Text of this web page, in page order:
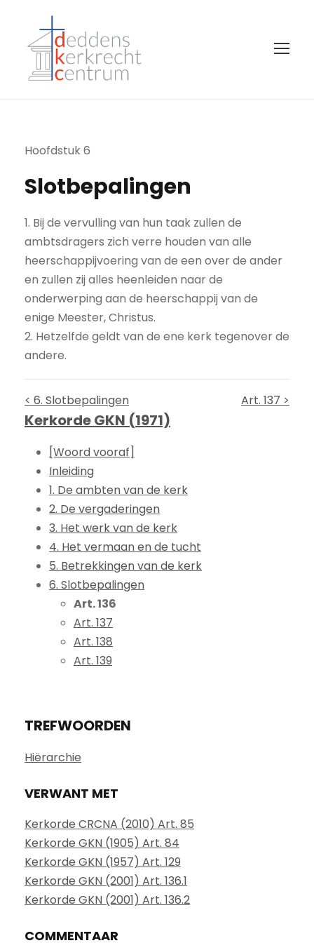
Hoofdstuk 6
Slotbepalingen
1. Bij de vervulling van hun taak zullen de
ambtsdragers zich verre houden van alle
heerschappijvoering van de een over de ander
en zullen zij alles heenleiden naar de
onderwerping aan de heerschappij van de
enige Meester, Christus.
2. Hetzelfde geldt van de ene kerk tegenover de
andere.
< 6. Slotbepalingen Art. 137 >
Kerkorde GKN (1971)
[Woord vooraf]
Inleiding
1. De ambten van de kerk
2. De vergaderingen
3. Het werk van de kerk
4. Het vermaan en de tucht
5. Betrekkingen van de kerk
6. Slotbepalingen
Art. 136
Art. 137
Art. 138
Art. 139
TREFWOORDEN
Hiërarchie
VERWANT MET
Kerkorde CRCNA (2010) Art. 85
Kerkorde GKN (1905) Art. 84
Kerkorde GKN (1957) Art. 129
Kerkorde GKN (2001) Art. 136.1
Kerkorde GKN (2001) Art. 136.2
COMMENTAAR